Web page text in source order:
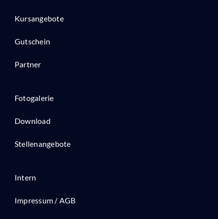
Kursangebote
Gutschein
Partner
Fotogalerie
Download
Stellenangebote
Intern
Impressum / AGB